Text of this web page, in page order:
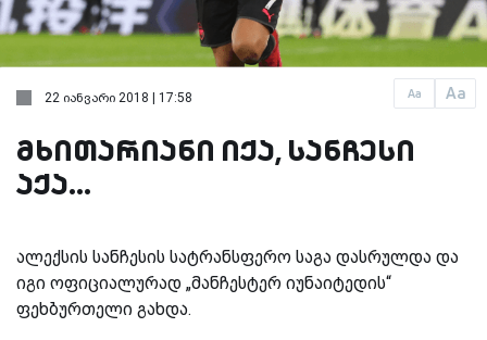
Aa Aa
22 იანვარი 2018 | 17:58
მხითარიანი იქა, სანჩესი
აქა...
ალექსის სანჩესის სატრანსფერო საგა დასრულდა და
იგი ოფიციალურად „მანჩესტერ იუნაიტედის“
ფეხბურთელი გახდა.